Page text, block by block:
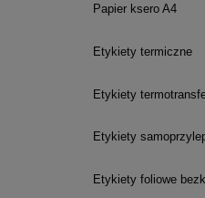
Papier ksero A4
Etykiety termiczne
Etykiety
Etykiety
Etykiety foliowe